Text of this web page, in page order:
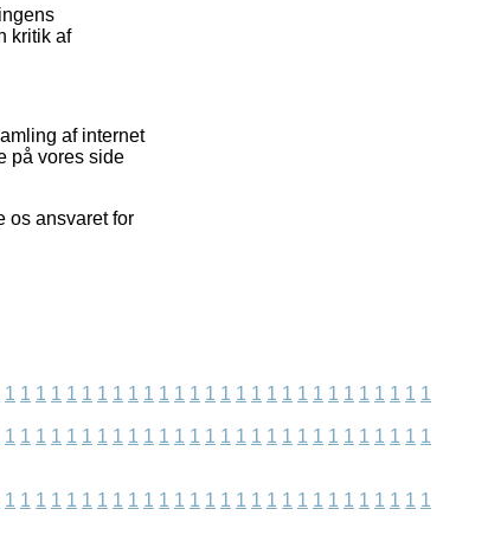
kritik af
af internet
på vores side
os ansvaret for
1 1 1 1 1 1 1 1 1 1 1 1 1 1 1 1 1 1 1 1 1 1 1 1 1 1 1 1
1 1 1 1 1 1 1 1 1 1 1 1 1 1 1 1 1 1 1 1 1 1 1 1 1 1 1 1
1 1 1 1 1 1 1 1 1 1 1 1 1 1 1 1 1 1 1 1 1 1 1 1 1 1 1 1